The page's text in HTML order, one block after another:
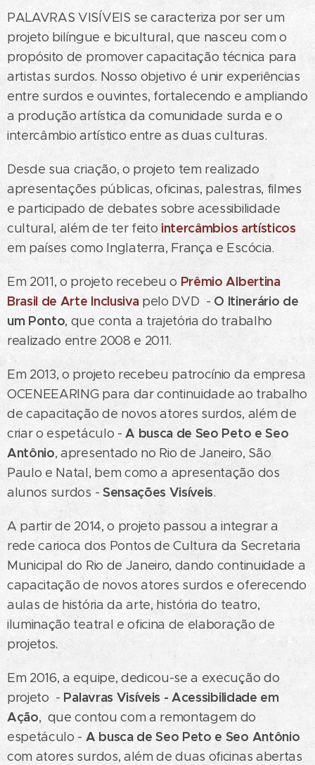
PALAVRAS VISÍVEIS se caracteriza por ser um
projeto bilíngue e bicultural, que nasceu com o
propósito de promover capacitação técnica para
artistas surdos. Nosso objetivo é unir experiências
entre surdos e ouvintes, fortalecendo e ampliando
a produção artística da comunidade surda e o
intercâmbio artístico entre as duas culturas.
Desde sua criação, o projeto tem realizado
apresentações públicas, oficinas, palestras, filmes
e participado de debates sobre acessibilidade
cultural, além de ter feitointercâmbios artísticos
em países como Inglaterra, França e Escócia.
Em 2011, o projeto recebeu o Prêmio Albertina
Brasil de Arte Inclusivapelo DVD - O Itinerário de
um Ponto, que conta a trajetória do trabalho
realizado entre 2008 e 2011.
Em 2013, o projeto recebeu patrocínio da empresa
OCENEEARING para dar continuidade ao trabalho
de capacitação de novos atores surdos, além de
criar o espetáculo -A busca de Seo Peto e Seo
Antônio, apresentado no Rio de Janeiro, São
Paulo e Natal, bem como a apresentação dos
alunos surdos - Sensações Visíveis.
A partir de 2014, o projeto passou a integrar a
rede carioca dos Pontos de Cultura da Secretaria
Municipal do Rio de Janeiro, dando continuidade a
capacitação de novos atores surdos e oferecendo
aulas de história da arte, história do teatro,
iluminação teatral e oficina de elaboração de
projetos.
Em 2016, a equipe, dedicou-se a execução do
projeto - Palavras Visíveis - Acessibilidade em
Ação, que contou com a remontagem do
espetáculo - A busca de Seo Peto e Seo Antônio
com atores surdos, além de duas oficinas abertas